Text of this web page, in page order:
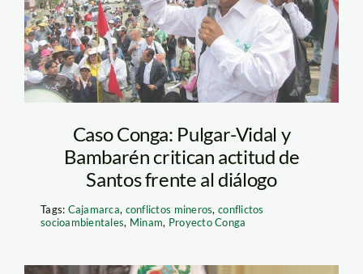
Caso Conga: Pulgar-Vidal y
Bambarén critican actitud de
Santos frente al diálogo
Tags: Cajamarca, conflictos mineros, conflictos
socioambientales, Minam, Proyecto Conga